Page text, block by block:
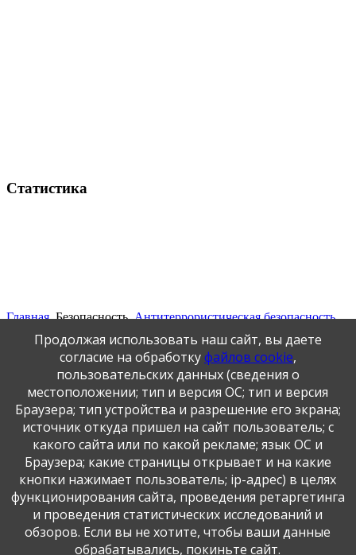
Статистика
Главная Безопасность Антитеррористическая безопасность
Памятки
Публикация персональных данных, в том числе
фотографий, производится в соответствии с
Федеральным законом от 27.07.2006 г. № 152-ФЗ " О
персональных данных", с согласия субъекта персональных
данных".
Продолжая использовать наш сайт, вы даете
согласие на обработкуфайлов cookie,
пользовательских данных (сведения о
местоположении; тип и версия ОС; тип и версия
Браузера; тип устройства и разрешение его экрана;
источник откуда пришел на сайт пользователь; с
какого сайта или по какой рекламе; язык ОС и
Браузера; какие страницы открывает и на какие
кнопки нажимает пользователь; ip-адрес) в целях
функционирования сайта, проведения ретаргетинга
и проведения статистических исследований и
обзоров. Если вы не хотите, чтобы ваши данные
обрабатывались, покиньте сайт.